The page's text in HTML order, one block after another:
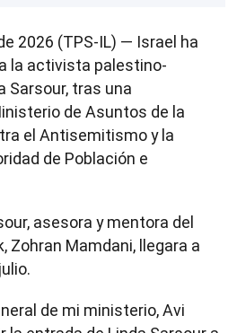
2026 (TPS-IL) — Israel ha
la activista palestino-
Sarsour, tras una
de Asuntos de la
el Antisemitismo y la
de Población e
asesora y mentora del
Zohran Mamdani, llegara a
de mi ministerio, Avi